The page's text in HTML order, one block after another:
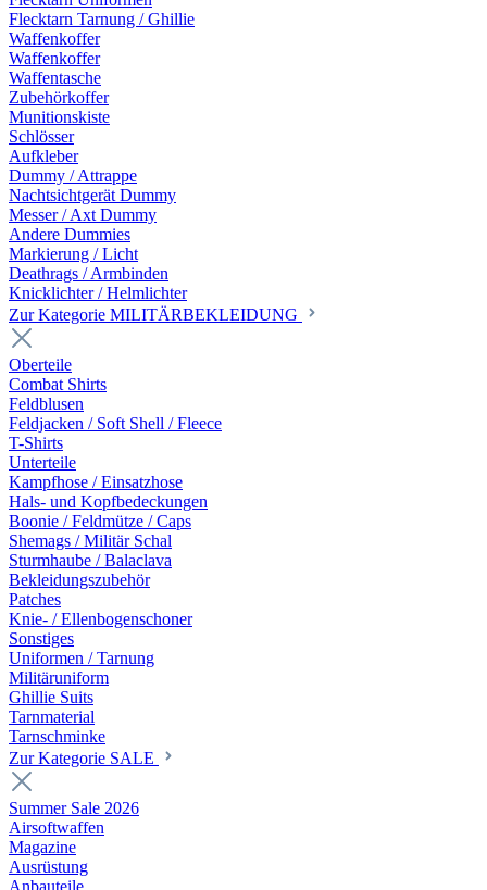
Flecktarn Tarnung / Ghillie
Waffenkoffer
Waffenkoffer
Waffentasche
Zubehörkoffer
Munitionskiste
Schlösser
Aufkleber
Dummy / Attrappe
Nachtsichtgerät Dummy
Messer / Axt Dummy
Andere Dummies
Markierung / Licht
Deathrags / Armbinden
Knicklichter / Helmlichter
Zur Kategorie MILITÄRBEKLEIDUNG
Oberteile
Combat Shirts
Feldblusen
Feldjacken / Soft Shell / Fleece
T-Shirts
Unterteile
Kampfhose / Einsatzhose
Hals- und Kopfbedeckungen
Boonie / Feldmütze / Caps
Shemags / Militär Schal
Sturmhaube / Balaclava
Bekleidungszubehör
Patches
Knie- / Ellenbogenschoner
Sonstiges
Uniformen / Tarnung
Militäruniform
Ghillie Suits
Tarnmaterial
Tarnschminke
Zur Kategorie SALE
Summer Sale 2026
Airsoftwaffen
Magazine
Ausrüstung
Anbauteile